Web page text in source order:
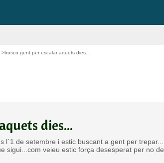
>busco gent per escalar aquets dies...
dies...
l´1 de setembre i estic buscant a gent per
sigui...com veieu estic força desesperat per no